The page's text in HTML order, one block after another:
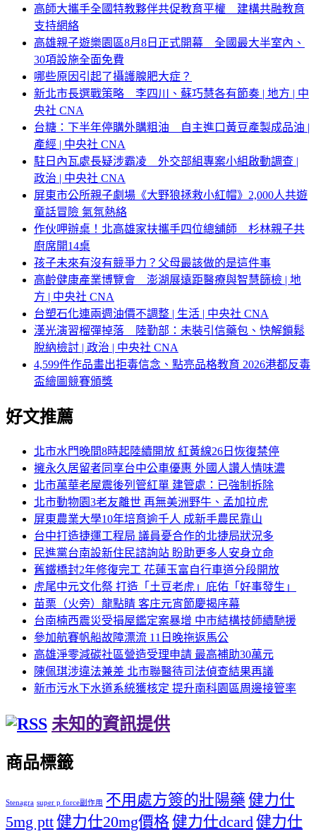
高師大攜手全國特教夥伴共促教育平權 建構共融教育
支持網絡
高雄親子遊樂園區8月8日正式開幕 全國最大半室內、
30項設施全面免費
哪些原因引起了攝護腺肥大症？
新北市長選戰策略 李四川、蘇巧慧各有節奏 | 地方 | 中
央社 CNA
台糖：下半年停購外購粗油 自主進口黃豆產製成品油 |
產經 | 中央社 CNA
駐日內瓦處長疑涉霸凌 外交部組專案小組啟動調查 |
政治 | 中央社 CNA
屏東市公所親子劇場《大野狼拯救小紅帽》2,000人共遊
童話冒險 氣氛熱絡
作伙呷辦桌！北高雄家扶攜手四位總舖師 杉林親子共
廚席開14桌
孩子未來有沒有競爭力？父母最該做的是這件事
高齡健康產業博覽會 澎湖展遠距醫療與智慧篩檢 | 地
方 | 中央社 CNA
台塑石化連兩週油價不調整 | 生活 | 中央社 CNA
漢光演習榴彈掉落 陸勤部：未裝引信藥包、快解鎖鬆
脫納檢討 | 政治 | 中央社 CNA
4,599件作品畫出拒毒信念、點亮品格教育 2026港都反毒
盃繪圖競賽頒獎
好文推薦
北市水門晚間8時起陸續開放 紅黃線26日恢復禁停
擁永久居留者同享台中公車優惠 外國人讚人情味濃
北市萬華老屋震後列管紅單 建管處：已強制拆除
北市動物園3老友離世 再無美洲野牛、孟加拉虎
屏東農業大學10年培育逾千人 成新手農民靠山
台中打造捷運工程局 議員憂合作的北捷局狀況多
民進黨台南設新住民諮詢站 盼助更多人安身立命
舊鐵橋封2年修復完工 花蓮玉富自行車道分段開放
虎尾中元文化祭 打造「土豆老虎」庇佑「好事發生」
苗栗（火旁）龍點睛 客庄元宵節慶揭序幕
台南楠西震災受損屋鑑定案暴增 中市結構技師續馳援
參加航賽帆船故障漂流 11日晚拖返馬公
高雄淨零減碳社區營造受理申請 最高補助30萬元
陳佩琪涉違法兼差 北市聯醫待司法偵查結果再議
新市污水下水道系統獲核定 提升南科園區周邊接管率
未知的資訊提供
商品標籤
Stenagra super p force副作用 不用處方簽的壯陽藥 健力仕
5mg ptt健力仕20mg價格健力仕dcard健力仕